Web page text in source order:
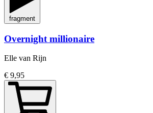
fragment
Overnight millionaire
Elle van Rijn
€ 9,95